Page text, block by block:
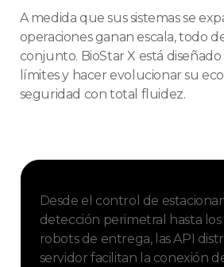
A medida que sus sistemas se
operaciones ganan escala, todo
conjunto. BioStar X está
límites y hacer evolucionar su
seguridad con total fluidez.
Desde el control de
detección perimetral hasta los
robots de entrega, las API
servidor facilitan la conexión